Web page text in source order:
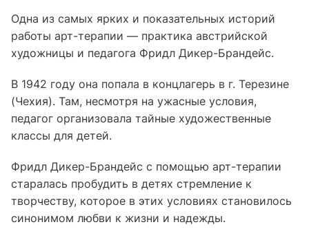
Одна из самых ярких и показательных историй
работы арт-терапии — практика австрийской
художницы и педагога Фридл Дикер-Брандейс.
В 1942 году она попала в концлагерь в г. Терезине
(Чехия). Там, несмотря на ужасные условия,
педагог организовала тайные художественные
классы для детей.
Фридл Дикер-Брандейс с помощью арт-терапии
старалась пробудить в детях стремление к
творчеству, которое в этих условиях становилось
синонимом любви к жизни и надежды.